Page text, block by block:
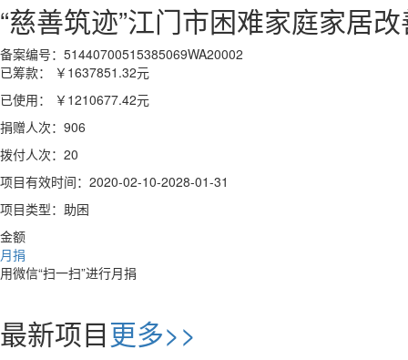
“慈善筑迹”江门市困难家庭家居
备案编号：51440700515385069WA20002
已筹款：
￥1637851.32元
已使用：
￥1210677.42元
捐赠人次：906
拨付人次：20
项目有效时间：2020-02-10-2028-01-31
项目类型：助困
金额
月捐
用微信“扫一扫”进行月捐
最新项目更多>>